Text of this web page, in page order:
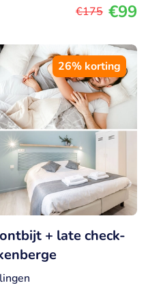
€175 €99
26% korting
+ late check-